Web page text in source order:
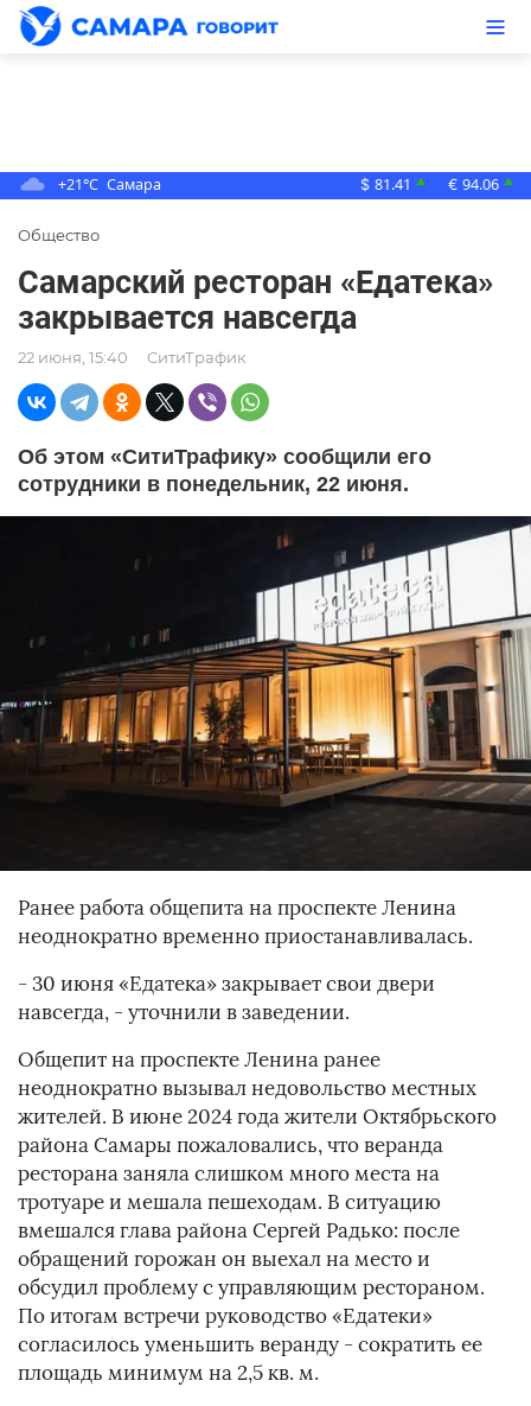
+21°C Самара $ 81.41 ▲ € 94.06 ▲
Общество
Самарский ресторан «Едатека»
закрывается навсегда
22 июня, 15:40 СитиТрафик
Об этом «СитиТрафику» сообщили его
сотрудники в понедельник, 22 июня.
Ранее работа общепита на проспекте Ленина
неоднократно временно приостанавливалась.
- 30 июня «Едатека» закрывает свои двери
навсегда, - уточнили в заведении.
Общепит на проспекте Ленина ранее
неоднократно вызывал недовольство местных
жителей. В июне 2024 года жители Октябрьского
района Самары пожаловались, что веранда
ресторана заняла слишком много места на
тротуаре и мешала пешеходам. В ситуацию
вмешался глава района Сергей Радько: после
обращений горожан он выехал на место и
обсудил проблему с управляющим рестораном.
По итогам встречи руководство «Едатеки»
согласилось уменьшить веранду - сократить ее
площадь минимум на 2,5 кв. м.